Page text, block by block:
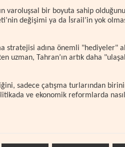
varoluşsal bir boyuta sahip
değişimi ya da İsrail’in yok
stratejisi adına önemli "hediyeler"
uzman, Tahran’ın artık daha
sadece çatışma turlarından
ve ekonomik reformlarda